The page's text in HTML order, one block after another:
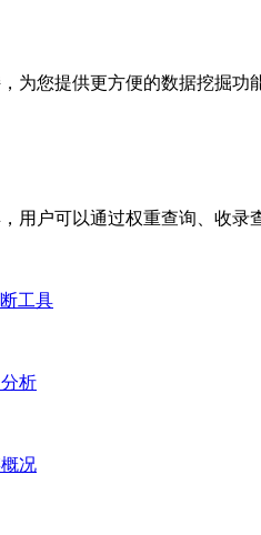
为您提供更方便的数据挖掘功
用户可以通过权重查询、收录
工具
析
况